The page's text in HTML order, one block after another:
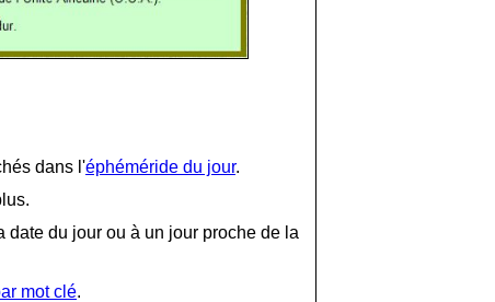
dans l'éphéméride du jour.
du jour ou à un jour proche de la
mot clé.